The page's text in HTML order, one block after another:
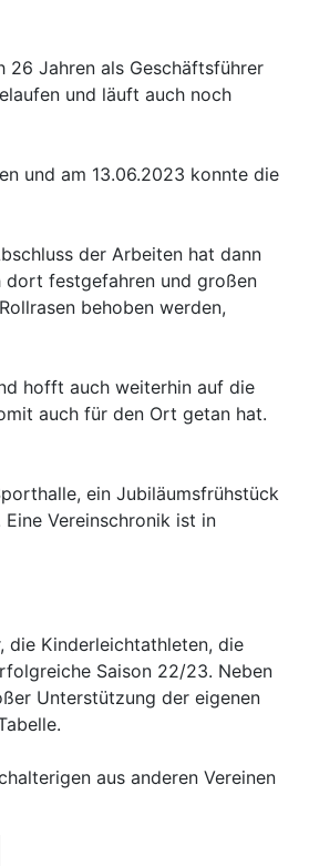
26 Jahren als Geschäftsführer
und läuft auch noch
und am 13.06.2023 konnte die
der Arbeiten hat dann
dort festgefahren und großen
behoben werden,
hofft auch weiterhin auf die
auch für den Ort getan hat.
ein Jubiläumsfrühstück
Vereinschronik ist in
die Kinderleichtathleten, die
Saison 22/23. Neben
Unterstützung der eigenen
aus anderen Vereinen